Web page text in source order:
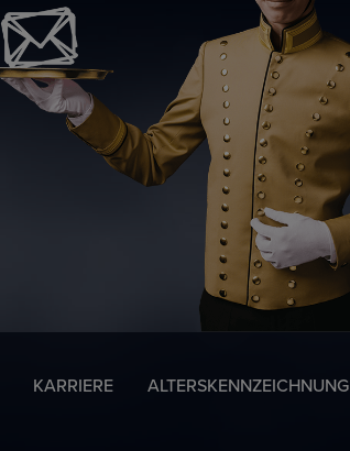
KARRIERE ALTERSKENNZEICHNUNG